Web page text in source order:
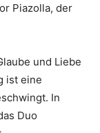
Piazolla, der
und Liebe
ist eine
In
Duo